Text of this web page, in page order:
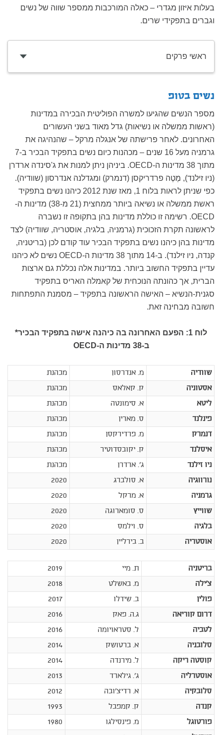
בעלות איזון מגדרי – כאלה המורכבות ממספר שווה של נשים
וגברים בתפקידי שרים.
ראשי פרקים
נשים בטופ
מספר הנשים שהגיעו למשרה הפוליטית הבכירה במדינות
(ראשות ממשלה או נשיאות) גדל מאוד בשני העשורים
האחרונים. לאחר פרישתה של אנגלה מרקל – שהנהיגה את
גרמניה מעל 16 שנים – מכהנות כיום נשים בתפקיד הבכיר ב-7
מתוך 38 מדינות ה-OECD. ביניהן ניתן למנות את ג'סינדה ארדרן
(ניו זילנד), מֶטֶה פרדריקסן (דנמרק) ומגדלנה אנדרסון (שוודיה).
כפי שניתן לראות בלוח 1, מאז שנת 2012 כיהנו נשים בתפקיד
ראשת ממשלה או נשיאה ביותר ממחצית (21 מ-38) מדינות ה-
OECD. רשימה זו כוללת מדינות בהן בתקופה זו נשברה
לראשונה תקרת הזכוכית (גרמניה, בלגיה, אוסטריה, שוודיה) לצד
מדינות בהן כיהנו נשים בתפקיד הבכיר עוד קודם לכן (בריטניה,
קנדה, ניו זילנד). ב-14 מתוך 38 מדינות ה-OECD נשים לא כיהנו
עדיין בתפקיד החשוב ביותר. במדינות אלה נכללת גם ארצות
הברית, אך כהונתה הנוכחית של קאמלה האריס בתפקיד
סגנית-הנשיא – האישה הראשונה בתפקיד – מסמנת התפתחות
חשובה מבחינה זאת.
לוח 1: הפעם האחרונה בה כיהנה אישה בתפקיד הבכיר*
ב-38 מדינות ה-
OECD
שוודיה מ. אנדרסון
מכהנת
אסטוניה
ק. קאלאס
מכהנת
ליטא
א. סימונטה
מכהנת
פינלנד
ס. מארין
מכהנת
דנמרק
מ. פרדירקסן
מכהנת
איסלנד
ק. יקובסדוטיר
מכהנת
ניו זילנד
ג'. ארדרן
מכהנת
נורווגיה
א. סולברג
2020
גרמניה
א. מרקל
2020
שווייץ
ס. סומארוגה
2020
בלגיה
ס. וילמס
2020
אוסטריה
ב. בירליין 2020
בריטניה ת. מיי
2019
צ'ילה
מ. באשלט
2018
פולין
ב. שידלו
2017
דרום קוריאה
ג.ה. פאק
2016
לטביה
ל. סטראויומה
2016
סלובניה
א. ברטושק
2014
קוסטה ריקה
ל. מירנדה
2014
אוסטרליה
ג'. גילארד
2013
סלובקיה
א. רדיצ'ובה
2012
קנדה
ק. קמפבל
1993
פורטוגל
מ. פינסילגו
1980